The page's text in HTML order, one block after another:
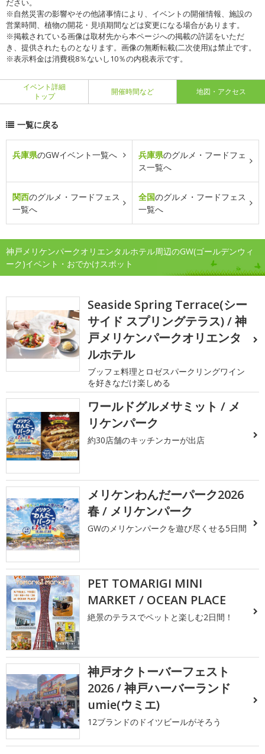
ださい。
※自然災害の影響やその他諸事情により、イベントの開催情報、施設の
営業時間、植物の開花・見頃期間などは変更になる場合があります。
※掲載されている画像は取材先から本ページへの掲載の許諾をいただ
き、提供されたものとなります。画像の無断転載(二次使用)は禁止です。
※表示料金は消費税8％ないし10％の内税表示です。
イベント詳細
トップ
開催時間など 地図・アクセス
一覧に戻る
兵庫県のGWイベント一覧へ 兵庫県のグルメ・フードフェ
ス一覧へ
関西のグルメ・フードフェス
一覧へ
全国のグルメ・フードフェス
一覧へ
神戸メリケンパークオリエンタルホテル周辺のGW(ゴールデンウィ
ーク)イベント・おでかけスポット
Seaside Spring Terrace(シー
サイド スプリングテラス) / 神
戸メリケンパークオリエンタ
ルホテル
ブッフェ料理とロゼスパークリングワイン
を好きなだけ楽しめる
ワールドグルメサミット / メ
リケンパーク
約30店舗のキッチンカーが出店
メリケンわんだーパーク2026
春 / メリケンパーク
GWのメリケンパークを遊び尽くせる5日間
PET TOMARIGI MINI
MARKET / OCEAN PLACE
絶景のテラスでペットと楽しむ2日間！
神戸オクトーバーフェスト
2026 / 神戸ハーバーランド
umie(ウミエ)
12ブランドのドイツビールがそろう